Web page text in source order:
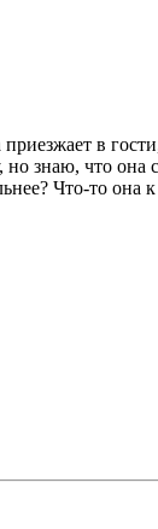
в
знаю, что
Что-то она